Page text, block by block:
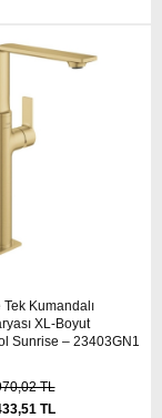
Kumandalı
XL-Boyut
Sunrise – 23403GN1
TL
TL